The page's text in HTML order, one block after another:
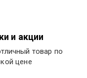
и акции
товар по
цене